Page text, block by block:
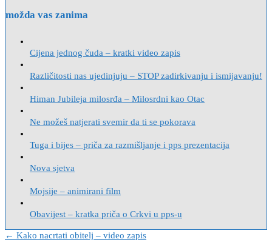
možda vas zanima
Cijena jednog čuda – kratki video zapis
Različitosti nas ujedinjuju – STOP zadirkivanju i ismijavanju!
Himan Jubileja milosrđa – Milosrdni kao Otac
Ne možeš natjerati svemir da ti se pokorava
Tuga i bijes – priča za razmišljanje i pps prezentacija
Nova sjetva
Mojsije – animirani film
Obavijest – kratka priča o Crkvi u pps-u
Navigacija
← Kako nacrtati obitelj – video zapis